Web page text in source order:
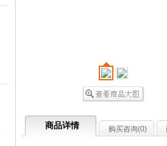
商品详情 购买咨询(0)